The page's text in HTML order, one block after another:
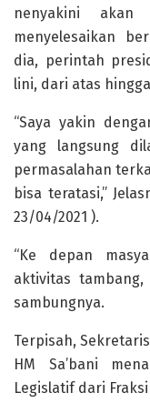
nenyakini
menyelesaikan
dia, perintah
lini, dari atas
“Saya yakin
yang langsung
permasalahan
bisa teratasi,”
23/04/2021 ).
“Ke depan
aktivitas
sambungnya.
Terpisah,
HM Sa’bani
Legislatif dari